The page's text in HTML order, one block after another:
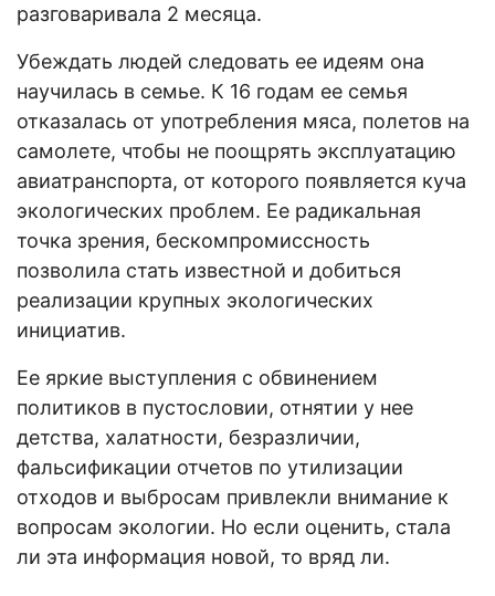
разговаривала 2 месяца.
Убеждать людей следовать ее идеям она
научилась в семье. К 16 годам ее семья
отказалась от употребления мяса, полетов на
самолете, чтобы не поощрять эксплуатацию
авиатранспорта, от которого появляется куча
экологических проблем. Ее радикальная
точка зрения, бескомпромиссность
позволила стать известной и добиться
реализации крупных экологических
инициатив.
Ее яркие выступления с обвинением
политиков в пустословии, отнятии у нее
детства, халатности, безразличии,
фальсификации отчетов по утилизации
отходов и выбросам привлекли внимание к
вопросам экологии. Но если оценить, стала
ли эта информация новой, то вряд ли.